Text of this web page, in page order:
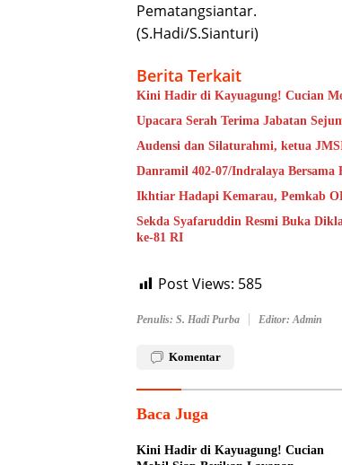
Pematangsiantar.
(S.Hadi/S.Sianturi)
Berita Terkait
Kini Hadir di Kayuagung! Cucian
Upacara Serah Terima Jabatan
Audensi dan Silaturahmi, ketua
Danramil 402-07/Indralaya
Ikhtiar Hadapi Kemarau, Pemkab
Sekda Syafaruddin Resmi Buka
ke-81 RI
Post Views: 585
Penulis: S. Hadi Purba Editor: Admin
Komentar
Baca Juga
Kini Hadir di Kayuagung! Cucian